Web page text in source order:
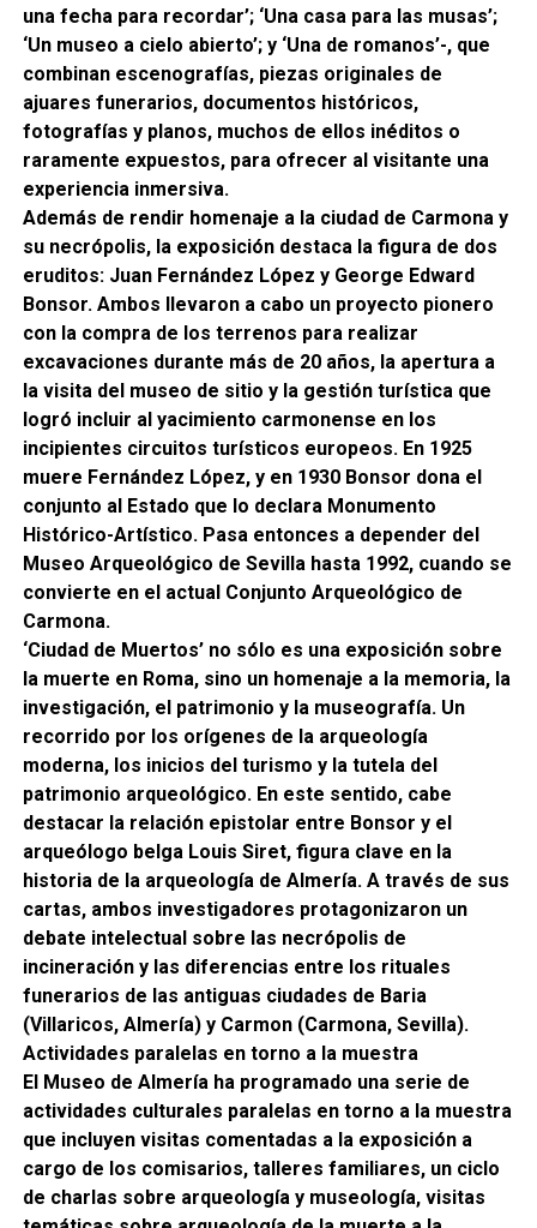
una fecha para recordar’; ‘Una casa para las musas’;
‘Un museo a cielo abierto’; y ‘Una de romanos’-, que
combinan escenografías, piezas originales de
ajuares funerarios, documentos históricos,
fotografías y planos, muchos de ellos inéditos o
raramente expuestos, para ofrecer al visitante una
experiencia inmersiva.
Además de rendir homenaje a la ciudad de Carmona y
su necrópolis, la exposición destaca la figura de dos
eruditos: Juan Fernández López y George Edward
Bonsor. Ambos llevaron a cabo un proyecto pionero
con la compra de los terrenos para realizar
excavaciones durante más de 20 años, la apertura a
la visita del museo de sitio y la gestión turística que
logró incluir al yacimiento carmonense en los
incipientes circuitos turísticos europeos. En 1925
muere Fernández López, y en 1930 Bonsor dona el
conjunto al Estado que lo declara Monumento
Histórico-Artístico. Pasa entonces a depender del
Museo Arqueológico de Sevilla hasta 1992, cuando se
convierte en el actual Conjunto Arqueológico de
Carmona.
‘Ciudad de Muertos’ no sólo es una exposición sobre
la muerte en Roma, sino un homenaje a la memoria, la
investigación, el patrimonio y la museografía. Un
recorrido por los orígenes de la arqueología
moderna, los inicios del turismo y la tutela del
patrimonio arqueológico. En este sentido, cabe
destacar la relación epistolar entre Bonsor y el
arqueólogo belga Louis Siret, figura clave en la
historia de la arqueología de Almería. A través de sus
cartas, ambos investigadores protagonizaron un
debate intelectual sobre las necrópolis de
incineración y las diferencias entre los rituales
funerarios de las antiguas ciudades de Baria
(Villaricos, Almería) y Carmon (Carmona, Sevilla).
Actividades paralelas en torno a la muestra
El Museo de Almería ha programado una serie de
actividades culturales paralelas en torno a la muestra
que incluyen visitas comentadas a la exposición a
cargo de los comisarios, talleres familiares, un ciclo
de charlas sobre arqueología y museología, visitas